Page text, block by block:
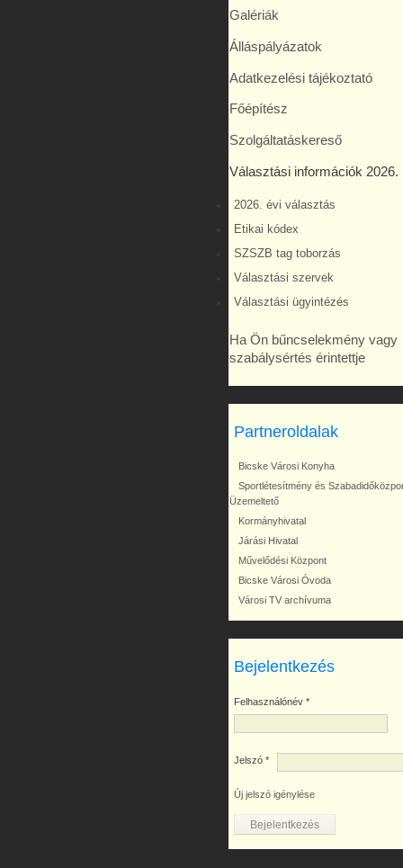
Galériák
Álláspályázatok
Adatkezelési tájékoztató
Főépítész
Szolgáltatáskereső
Választási információk 2026.
2026. évi választás
Etikai kódex
SZSZB tag toborzás
Választási szervek
Választási ügyintézés
Ha Ön bűncselekmény vagy
szabálysértés érintettje
Partneroldalak
Bicske Városi Konyha
Sportlétesítmény és
Üzemeltető
Kormányhivatal
Járási Hivatal
Művelődési Központ
Bicske Városi Óvoda
Városi TV archívuma
Bejelentkezés
Felhasználónév *
Jelszó *
Új jelszó igénylése